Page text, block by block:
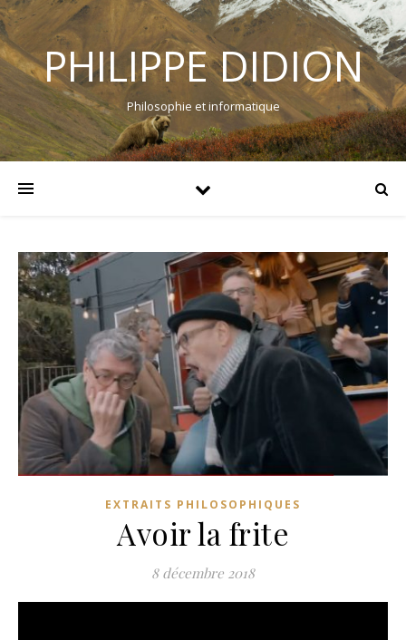
PHILIPPE DIDION
Philosophie et informatique
EXTRAITS PHILOSOPHIQUES
Avoir la frite
8 décembre 2018